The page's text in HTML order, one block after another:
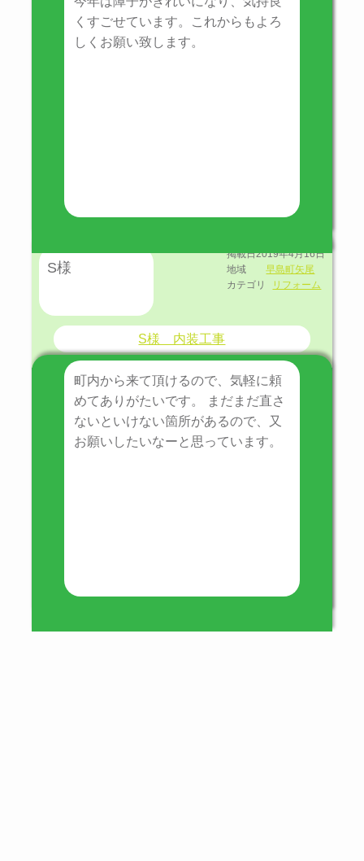
くすごせています。これからもよろ
しくお願い致します。
S様
掲載日2019年4月16日
地域
早島町矢尾
カテゴリ
リフォーム
S様 内装工事
町内から来て頂けるので、気軽に頼
めてありがたいです。 まだまだ直さ
ないといけない箇所があるので、又
お願いしたいなーと思っています。